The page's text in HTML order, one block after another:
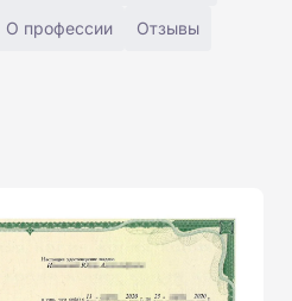
О профессии Отзывы